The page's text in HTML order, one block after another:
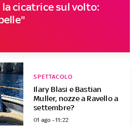
cicatrice sul volto:
Ilary Blasi e Bastian
Muller, nozze a Ravello a
settembre?
SPETTACOLO
01 ago - 11:22